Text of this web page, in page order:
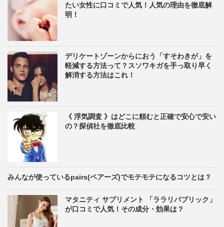
たい女性に口コミで人気！人気の理由を徹底解
明！
デリケートゾーンからにおう「すそわきが」を
軽減する方法って？スソワキガを手っ取り早く
解消する方法はこれ！
《 浮気調査 》はどこに頼むと正確で安心で安い
の？探偵社を徹底比較
みんなが使っているpairs(ペアーズ)でモテモテになるコツとは？
マタニティ サプリメント 「ララリパブリック」
が口コミで人気！その成分・効果は？